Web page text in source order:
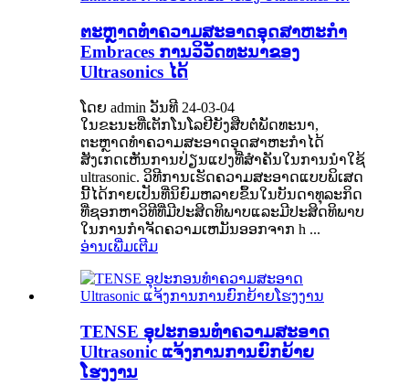
ຕະຫຼາດທໍາຄວາມສະອາດອຸດສາຫະກໍາ
Embraces ການວິວັດທະນາຂອງ
Ultrasonics ໄດ້
ໂດຍ admin ວັນທີ 24-03-04
ໃນຂະນະທີ່ເຕັກໂນໂລຢີຍັງສືບຕໍ່ພັດທະນາ,
ຕະຫຼາດທໍາຄວາມສະອາດອຸດສາຫະກໍາໄດ້
ສັງເກດເຫັນການປ່ຽນແປງທີ່ສໍາຄັນໃນການນໍາໃຊ້
ultrasonic. ວິທີການເຮັດຄວາມສະອາດແບບພິເສດ
ນີ້ໄດ້ກາຍເປັນທີ່ນິຍົມຫລາຍຂຶ້ນໃນບັນດາທຸລະກິດ
ທີ່ຊອກຫາວິທີທີ່ມີປະສິດທິພາບແລະມີປະສິດທິພາບ
ໃນການກໍາຈັດຄວາມເຫມັນອອກຈາກ h ...
ອ່ານເພີ່ມເຕີມ
TENSE ອຸປະກອນທໍາຄວາມສະອາດ
Ultrasonic ແຈ້ງການການຍົກຍ້າຍ
ໂຮງງານ